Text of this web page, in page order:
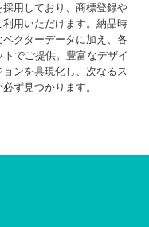
用しており、商標登録や
用いただけます。納品時
クターデータに加え、各
でご提供。豊富なデザイ
ンを具現化し、次なるス
ず見つかります。